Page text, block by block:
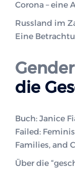
Corona – eine
Russland im
Eine
die
Buch: Janice
Failed:
Families, and
Über die